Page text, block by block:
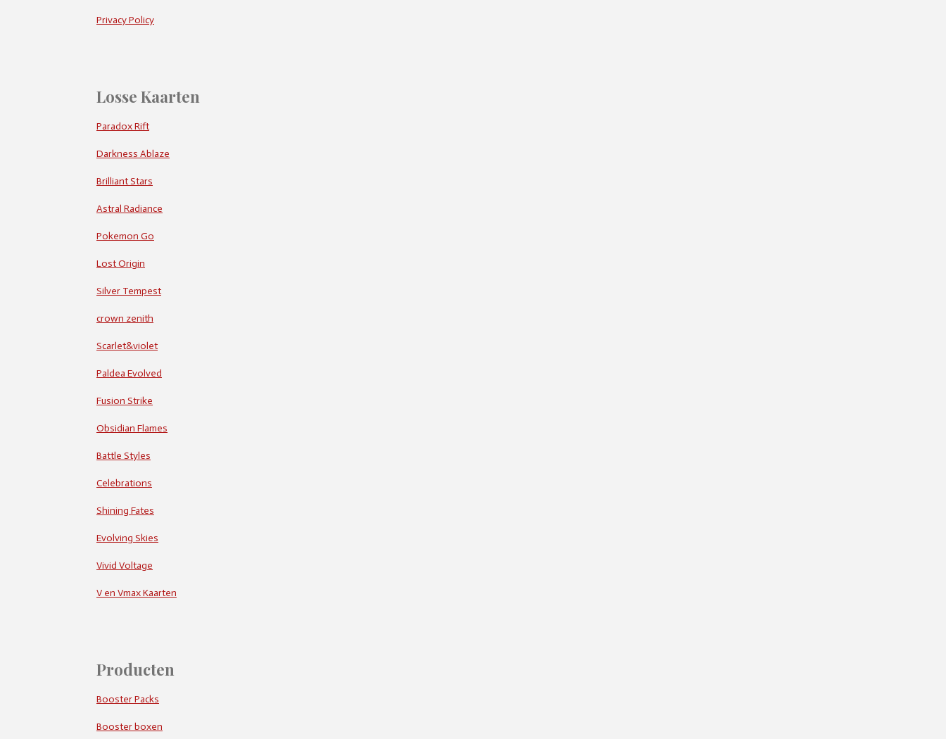
Privacy Policy
Losse Kaarten
Paradox Rift
Darkness Ablaze
Brilliant Stars
Astral Radiance
Pokemon Go
Lost Origin
Silver Tempest
crown zenith
Scarlet&violet
Paldea Evolved
Fusion Strike
Obsidian Flames
Battle Styles
Celebrations
Shining Fates
Evolving Skies
Vivid Voltage
V en Vmax Kaarten
Producten
Booster Packs
Booster boxen